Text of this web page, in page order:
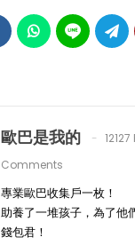
歐巴是我的
Comments
專業歐巴收集戶一枚！
助養了一堆孩子，為了他
錢包君！